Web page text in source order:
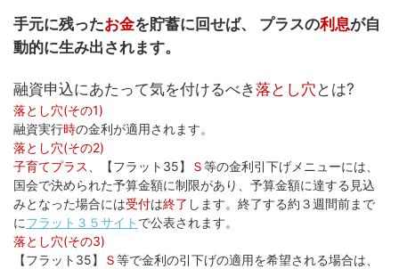
手元に残ったお金を貯蓄に回せば、 プラスの利息が自
動的に生み出されます。
融資申込にあたって気を付けるべき落とし穴とは?
落とし穴(その1)
融資実行時の金利が適用されます。
落とし穴(その2)
子育てプラス
、【フラット35】 Ｓ等の金利引下げメニューには、
国会で決められた予算金額に制限があり、予算金額に達する見込
みとなった場合には受付は終了 します。終了する約３週間前まで
にフラット３５サイト で公表されます。
落とし穴(その3)
【フラット35】
Ｓ等で金利の引下げの適用を希望される場合は、